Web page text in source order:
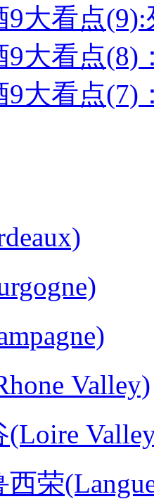
大看点(9):
9大看点(8)
大看点(7)
Valley)
(Loire
荣